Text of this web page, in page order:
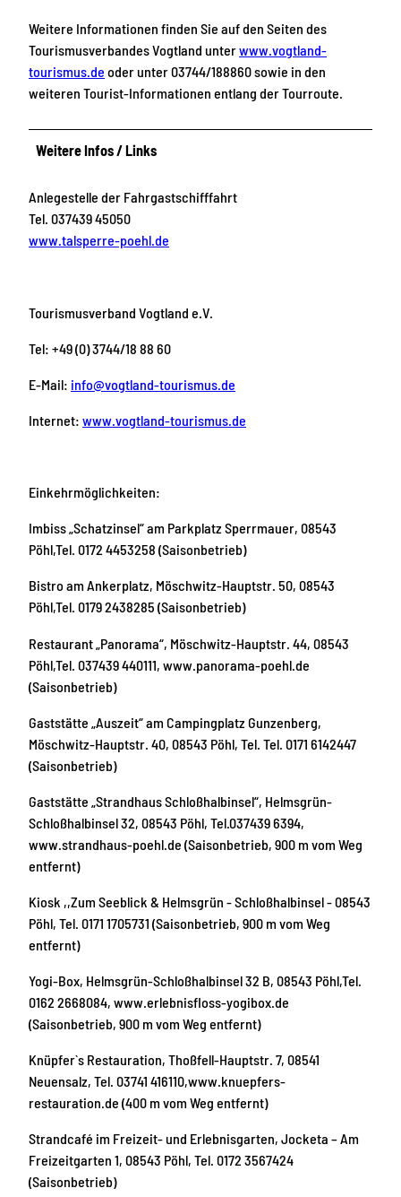
Weitere Informationen finden Sie auf den Seiten des
Tourismusverbandes Vogtland unterwww.vogtland-
tourismus.de oder unter 03744/188860 sowie in den
weiteren Tourist-Informationen entlang der Tourroute.
Weitere Infos / Links
Anlegestelle der Fahrgastschifffahrt
Tel. 037439 45050
www.talsperre-poehl.de
Tourismusverband Vogtland e.V.
Tel: +49 (0) 3744/18 88 60
E-Mail: info@vogtland-tourismus.de
Internet: www.vogtland-tourismus.de
Einkehrmöglichkeiten:
Imbiss „Schatzinsel“ am Parkplatz Sperrmauer, 08543
Pöhl,Tel. 0172 4453258 (Saisonbetrieb)
Bistro am Ankerplatz, Möschwitz-Hauptstr. 50, 08543
Pöhl,Tel. 0179 2438285 (Saisonbetrieb)
Restaurant „Panorama“, Möschwitz-Hauptstr. 44, 08543
Pöhl,Tel. 037439 440111, www.panorama-poehl.de
(Saisonbetrieb)
Gaststätte „Auszeit“ am Campingplatz Gunzenberg,
Möschwitz-Hauptstr. 40, 08543 Pöhl, Tel. Tel. 0171 6142447
(Saisonbetrieb)
Gaststätte „Strandhaus Schloßhalbinsel“, Helmsgrün-
Schloßhalbinsel 32, 08543 Pöhl, Tel.037439 6394,
www.strandhaus-poehl.de (Saisonbetrieb, 900 m vom Weg
entfernt)
Kiosk ,,Zum Seeblick & Helmsgrün - Schloßhalbinsel - 08543
Pöhl, Tel. 0171 1705731 (Saisonbetrieb, 900 m vom Weg
entfernt)
Yogi-Box, Helmsgrün-Schloßhalbinsel 32 B, 08543 Pöhl,Tel.
0162 2668084, www.erlebnisfloss-yogibox.de
(Saisonbetrieb, 900 m vom Weg entfernt)
Knüpfer`s Restauration, Thoßfell-Hauptstr. 7, 08541
Neuensalz, Tel. 03741 416110,www.knuepfers-
restauration.de (400 m vom Weg entfernt)
Strandcafé im Freizeit- und Erlebnisgarten, Jocketa – Am
Freizeitgarten 1, 08543 Pöhl, Tel. 0172 3567424
(Saisonbetrieb)